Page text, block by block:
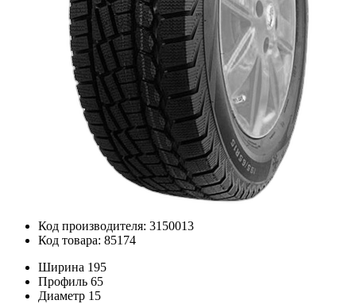
Код производителя: 3150013
Код товара: 85174
Ширина 195
Профиль 65
Диаметр 15